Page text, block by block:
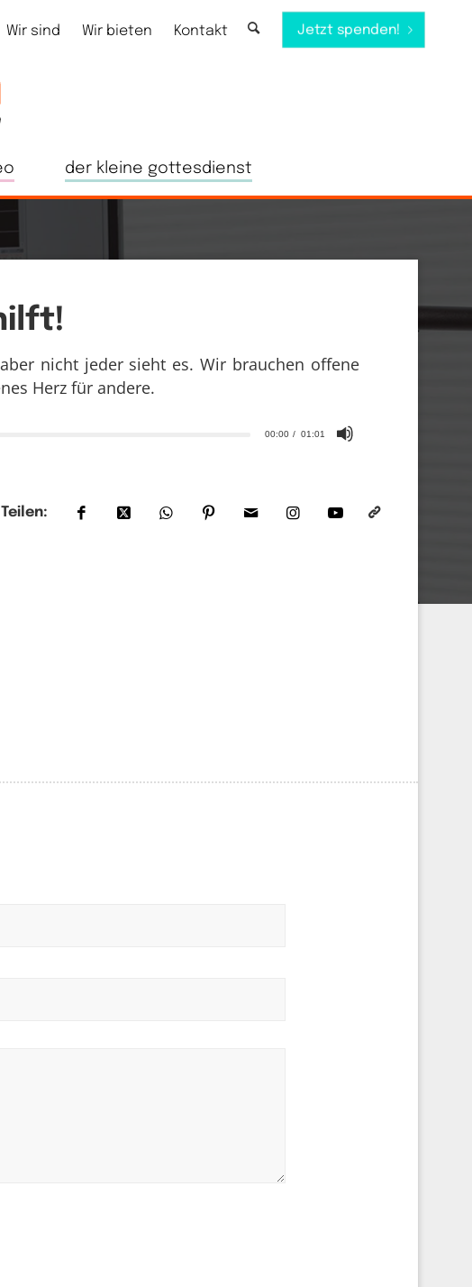
Wir sind Wir bieten Kontakt Jetzt spenden!
der kleine gottesdienst
00:00 01:01
nicht jeder sieht es. Wir brauchen offene
Herz für andere.
Teilen: